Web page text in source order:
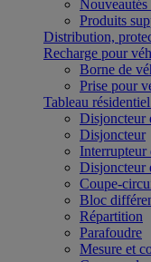
Produits
Distribution,
Recharge pour
Borne de
Prise pour
Tableau
Disjoncteur
Disjoncteur
Interrupteur
Disjoncteur
Coupe-
Bloc
Répartition
Parafoudre
Mesure et